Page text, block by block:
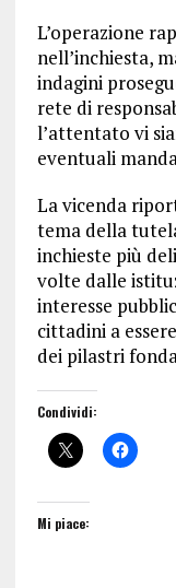
L’operazione
nell’inchiesta,
indagini
rete di
l’attentato vi
eventuali
La vicenda
tema della
inchieste più
volte dalle
interesse
cittadini a
dei pilastri
Condividi:
Mi piace: